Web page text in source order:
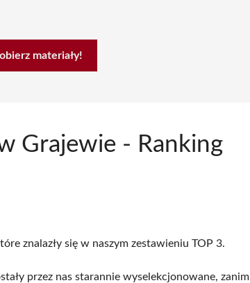
materiały!
Grajewie - Ranking
znalazły się w naszym zestawieniu TOP 3.
przez nas starannie wyselekcjonowane, zanim